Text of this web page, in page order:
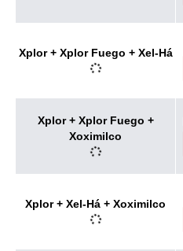
Xplor + Xplor Fuego + Xel-Há
Xplor + Xplor Fuego +
Xoximilco
Xplor + Xel-Há + Xoximilco